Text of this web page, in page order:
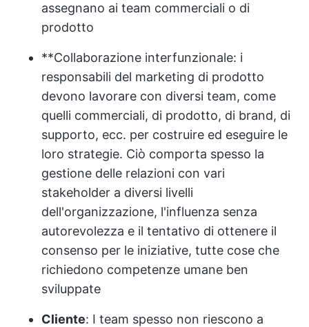
assegnano ai team commerciali o di
prodotto
**Collaborazione interfunzionale: i
responsabili del marketing di prodotto
devono lavorare con diversi team, come
quelli commerciali, di prodotto, di brand, di
supporto, ecc. per costruire ed eseguire le
loro strategie. Ciò comporta spesso la
gestione delle relazioni con vari
stakeholder a diversi livelli
dell'organizzazione, l'influenza senza
autorevolezza e il tentativo di ottenere il
consenso per le iniziative, tutte cose che
richiedono competenze umane ben
sviluppate
Cliente: I team spesso non riescono a